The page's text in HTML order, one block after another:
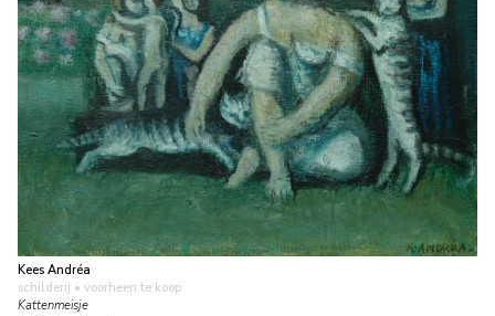
Kees Andréa
schilderij • voorheen te koop
Kattenmeisje